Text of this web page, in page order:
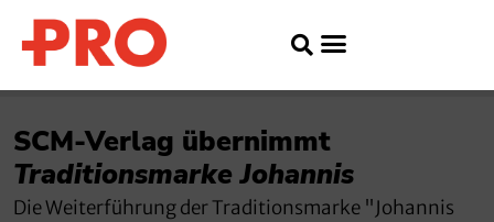
SCM-Verlag übernimmt
Traditionsmarke Johannis
Die Weiterführung der Traditionsmarke "Johannis